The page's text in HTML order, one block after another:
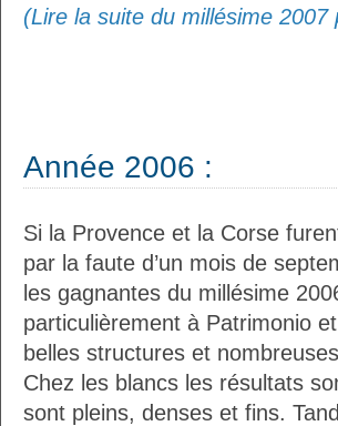
(Lire la suite du millésime
Année 2006 :
Si la Provence et la Corse
par la faute d’un mois de
les gagnantes du millésime
particulièrement à Patrimonio
belles structures et
Chez les blancs les résultats
sont pleins, denses et fins.